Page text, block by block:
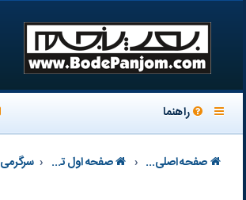
راهنما
صفحه اصلی سایت صفحه اول تالار سرگرمی